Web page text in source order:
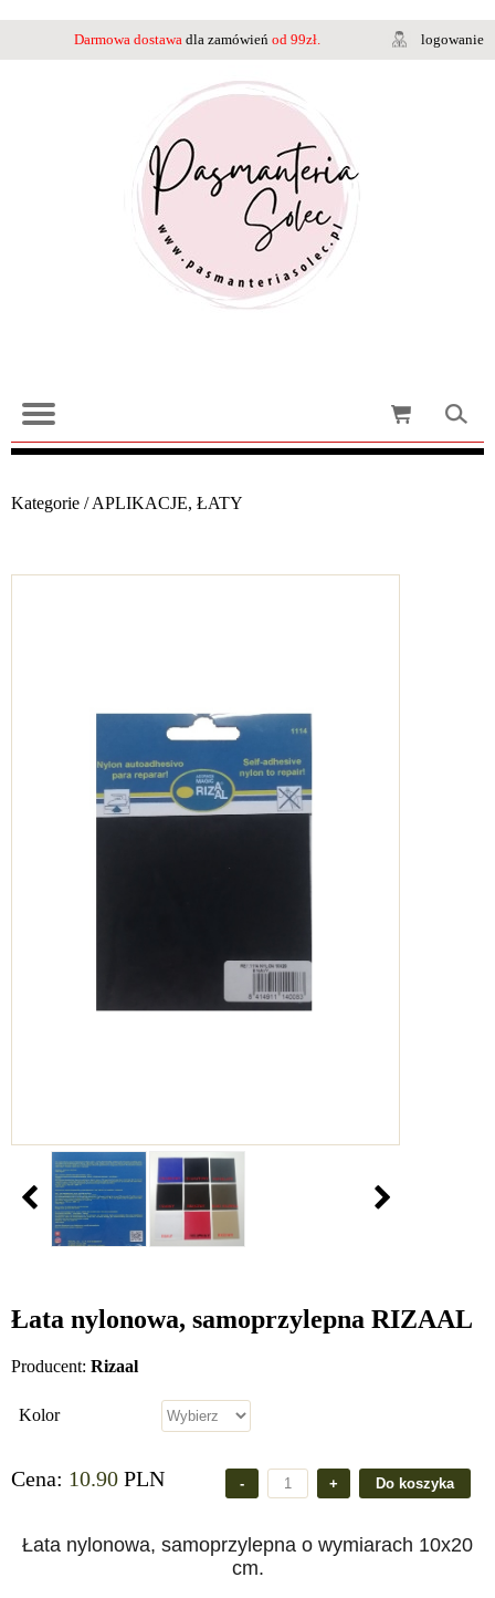
Darmowa dostawa dla zamówień od 99zł. logowanie
Kategorie /APLIKACJE, ŁATY
Łata nylonowa, samoprzylepna RIZAAL
Producent: Rizaal
Kolor
Cena: 10.90 PLN
Łata nylonowa, samoprzylepna o wymiarach 10x20
cm.